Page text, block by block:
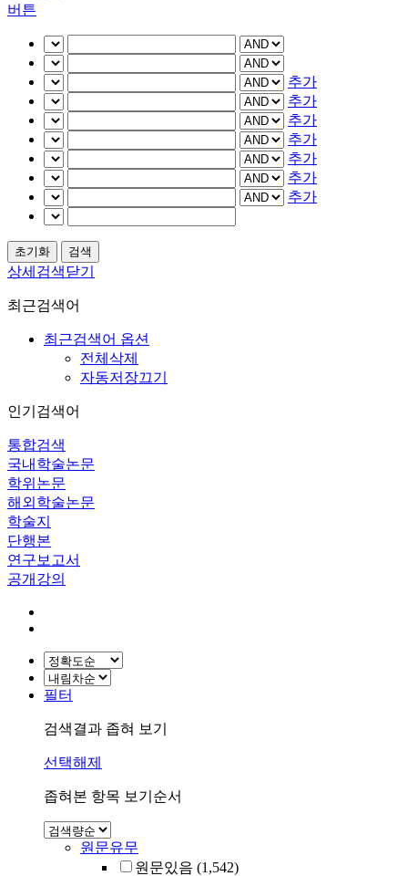
버튼
추가
추가
추가
추가
추가
추가
추가
상세검색닫기
최근검색어
최근검색어 옵션
전체삭제
자동저장끄기
인기검색어
통합검색
국내학술논문
학위논문
해외학술논문
학술지
단행본
연구보고서
공개강의
필터
검색결과 좁혀 보기
선택해제
좁혀본 항목 보기순서
원문유무
원문있음 (1,542)